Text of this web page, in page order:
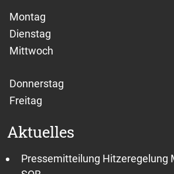
Wochentage / Monate
Öffnungszeiten / Hinweise
Montag
Dienstag
Mittwoch
Donnerstag
Freitag
Aktuelles
Pressemitteilung Hitzeregelung